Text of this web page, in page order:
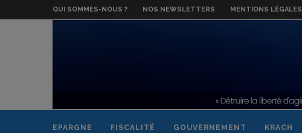
QUI SOMMES-NOUS ? NOS NEWSLETTERS MENTIONS LÉGALES
EPARGNE FISCALITÉ GOUVERNEMENT KRACH